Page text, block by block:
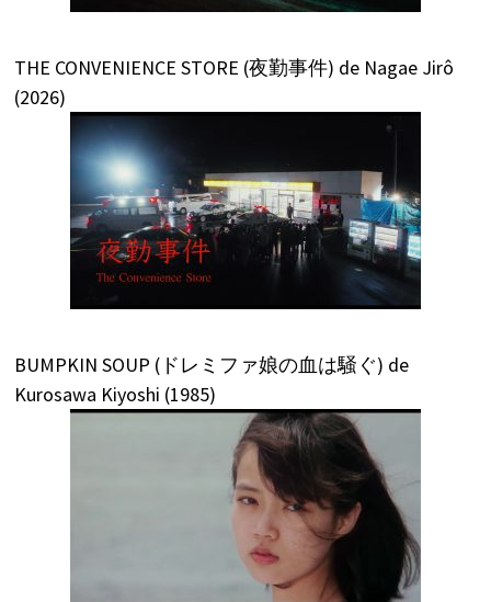
THE CONVENIENCE STORE (夜勤事件) de Nagae Jirô
(2026)
BUMPKIN SOUP (ドレミファ娘の血は騒ぐ) de
Kurosawa Kiyoshi (1985)